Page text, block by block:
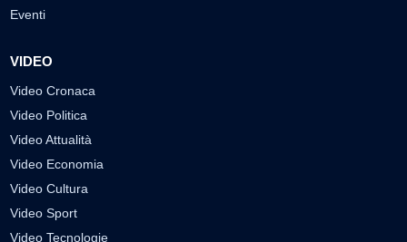
Eventi
VIDEO
Video Cronaca
Video Politica
Video Attualità
Video Economia
Video Cultura
Video Sport
Video Tecnologie